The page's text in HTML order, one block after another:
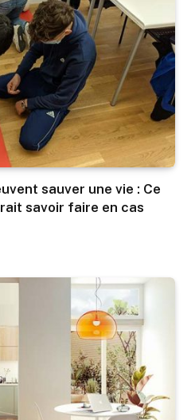
sauver une vie : Ce
savoir faire en cas